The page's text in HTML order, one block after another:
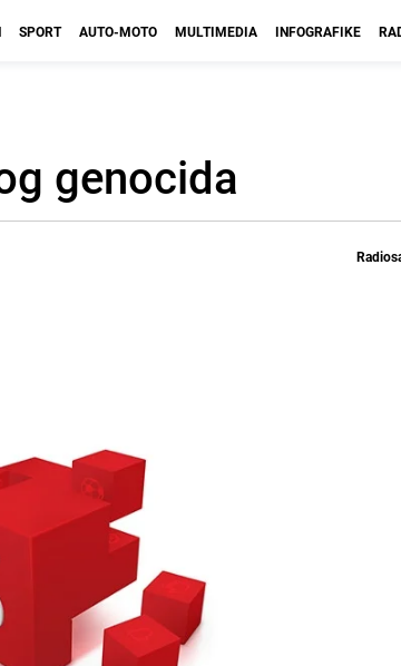
SPORT AUTO-MOTO MULTIMEDIA INFOGRAFIKE
genocida